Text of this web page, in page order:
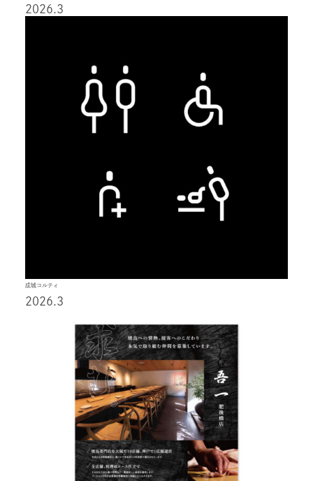
2026.3
成城コルティ
2026.3